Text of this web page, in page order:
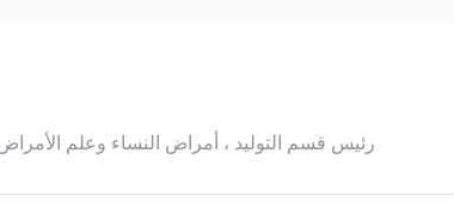
رئيس قسم التوليد ، أمراض النساء وعلم الأمراض في القسم 1 ،